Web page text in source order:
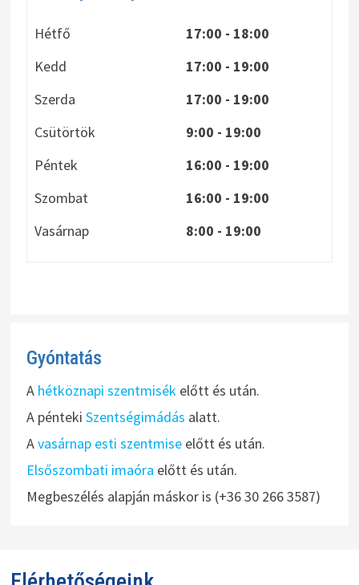
Hétfő
17:00 - 18:00
Kedd
17:00 - 19:00
Szerda
17:00 - 19:00
Csütörtök
9:00 - 19:00
Péntek
16:00 - 19:00
Szombat
16:00 - 19:00
Vasárnap
8:00 - 19:00
Gyóntatás
A hétköznapi szentmisékelőtt és után.
A pénteki Szentségimádás alatt.
Avasárnap esti szentmiseelőtt és után.
Elsőszombati imaóra előtt és után.
Megbeszélés alapján máskor is (+36 30 266 3587)